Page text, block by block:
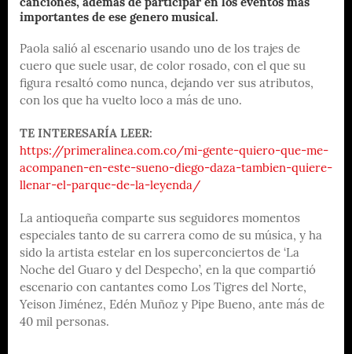
canciones, además de participar en los eventos más
importantes de ese genero musical.
Paola salió al escenario usando uno de los trajes de
cuero que suele usar, de color rosado, con el que su
figura resaltó como nunca, dejando ver sus atributos,
con los que ha vuelto loco a más de uno.
TE INTERESARÍA LEER:
https://primeralinea.com.co/mi-gente-quiero-que-me-
acompanen-en-este-sueno-diego-daza-tambien-quiere-
llenar-el-parque-de-la-leyenda/
La antioqueña comparte sus seguidores momentos
especiales tanto de su carrera como de su música, y ha
sido la artista estelar en los superconciertos de ‘La
Noche del Guaro y del Despecho’, en la que compartió
escenario con cantantes como Los Tigres del Norte,
Yeison Jiménez, Edén Muñoz y Pipe Bueno, ante más de
40 mil personas.